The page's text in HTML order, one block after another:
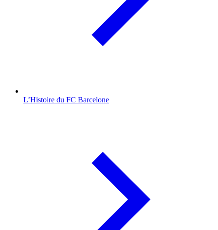
L’Histoire du FC Barcelone